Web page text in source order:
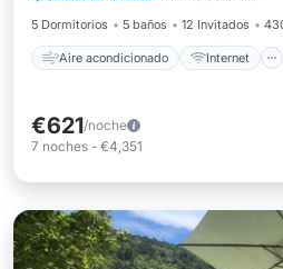
5 Dormitorios
5 baños 12 Invitados
Aire acondicionado Internet
€621/noche
7 noches - €4,351